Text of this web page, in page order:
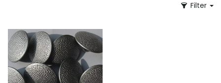
Filter